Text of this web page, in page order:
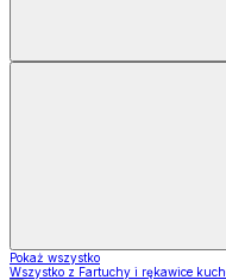
Pokaż wszystko
Wszystko z Fartuchy i rękawice